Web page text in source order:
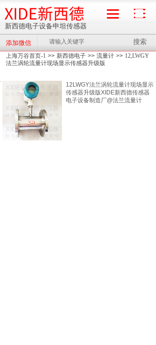
上海万谷首页-1 >> 新西德电子 >> 流量计 >> 12,LWGY
法兰涡轮流量计现场显示传感器升级版
12LWGY法兰涡轮流量计现场显示
传感器升级版XIDE新西德传感器
电子设备制造厂@法兰流量计
搜索
添加微信
新西德电子设备申坦传感器
XIDE新西德